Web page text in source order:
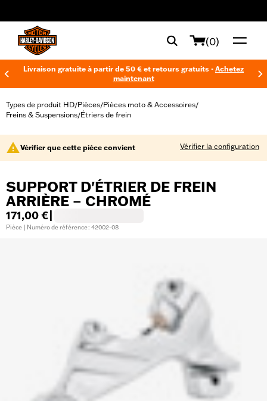
(0)
Livraison gratuite à partir de 50 € et retours gratuits - Achetez
maintenant
Types de produit HD/Pièces/Pièces moto & Accessoires/
Freins & Suspensions/Étriers de frein
Vérifier que cette pièce convient Vérifier la configuration
SUPPORT D'ÉTRIER DE FREIN
ARRIÈRE – CHROMÉ
171,00 €
Pièce | Numéro de référence : 42002-08